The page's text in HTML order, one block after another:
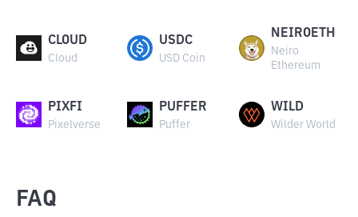
CLOUD
Cloud
USDC
USD Coin
NEIROETH
Neiro
Ethereum
PIXFI
Pixelverse
PUFFER
Puffer
WILD
Wilder World
FAQ